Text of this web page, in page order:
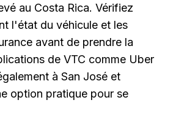
au Costa Rica. Vérifiez
l'état du véhicule et les
avant de prendre la
de VTC comme Uber
à San José et
option pratique pour se